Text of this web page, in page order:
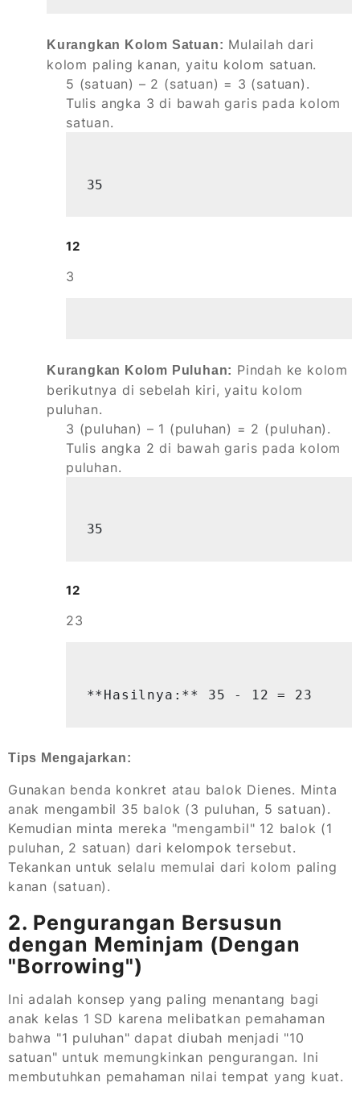
Kurangkan Kolom Satuan: Mulailah dari
kolom paling kanan, yaitu kolom satuan.
5 (satuan) – 2 (satuan) = 3 (satuan).
Tulis angka 3 di bawah garis pada kolom
satuan.
35
12
3
Kurangkan Kolom Puluhan: Pindah ke kolom
berikutnya di sebelah kiri, yaitu kolom
puluhan.
3 (puluhan) – 1 (puluhan) = 2 (puluhan).
Tulis angka 2 di bawah garis pada kolom
puluhan.
35
12
23
**Hasilnya:** 35 - 12 = 23
Tips Mengajarkan:
Gunakan benda konkret atau balok Dienes. Minta
anak mengambil 35 balok (3 puluhan, 5 satuan).
Kemudian minta mereka "mengambil" 12 balok (1
puluhan, 2 satuan) dari kelompok tersebut.
Tekankan untuk selalu memulai dari kolom paling
kanan (satuan).
2. Pengurangan Bersusun
dengan Meminjam (Dengan
"Borrowing")
Ini adalah konsep yang paling menantang bagi
anak kelas 1 SD karena melibatkan pemahaman
bahwa "1 puluhan" dapat diubah menjadi "10
satuan" untuk memungkinkan pengurangan. Ini
membutuhkan pemahaman nilai tempat yang kuat.